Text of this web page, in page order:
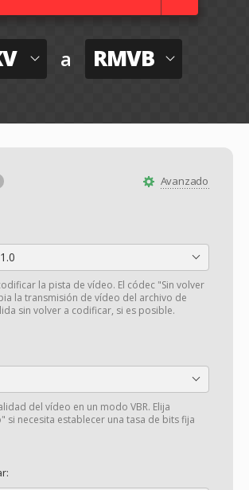
a RMVB
Avanzado
la pista de vídeo. El códec "Sin volver
la transmisión de vídeo del archivo de
sin volver a codificar, si es posible.
del vídeo en un modo VBR. Elija
si necesita establecer una tasa de bits fija